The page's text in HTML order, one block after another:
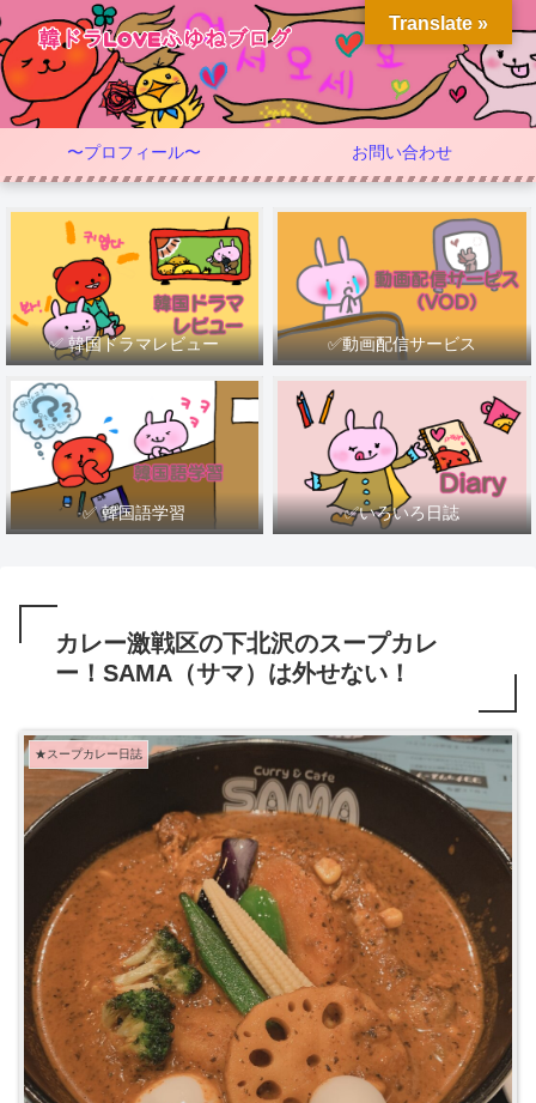
〜プロフィール〜 お問い合わせ
✅ 韓国ドラマレビュー ✅動画配信サービス
✅ 韓国語学習 ✅いろいろ日誌
カレー激戦区の下北沢のスープカレ
ー！SAMA（サマ）は外せない！
★スープカレー日誌
Translate »